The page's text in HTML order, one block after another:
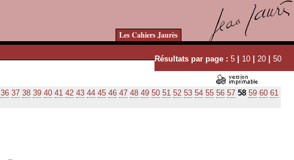
Les Cahiers Jaurès
Résultats par page : 5 | 10 | 20 | 50
36 37 38 39 40 41 42 43 44 45 46 47 48 49 50 51 52 53 54 55 56 57 58 59 60 61